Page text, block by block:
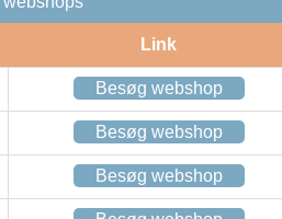
Link
Besøg webshop
Besøg webshop
Besøg webshop